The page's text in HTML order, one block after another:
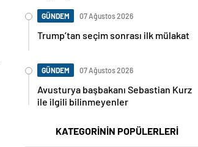
GÜNDEM 07 Ağustos 2026
Trump’tan seçim sonrası ilk mülakat
GÜNDEM 07 Ağustos 2026
Avusturya başbakanı Sebastian Kurz
ile ilgili bilinmeyenler
KATEGORİNİN POPÜLERLERİ